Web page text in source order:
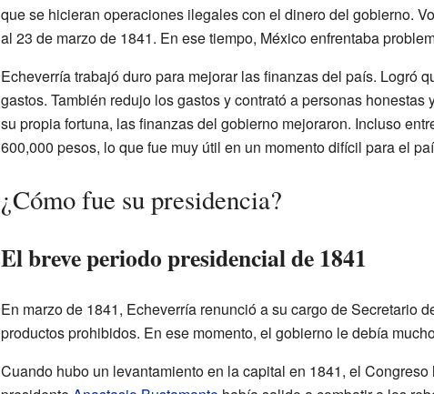
que se hicieran operaciones ilegales con el dinero del gobierno.
al 23 de marzo de 1841. En ese tiempo, México enfrentaba
Echeverría trabajó duro para mejorar las finanzas del país. Logró
gastos. También redujo los gastos y contrató a personas
su propia fortuna, las finanzas del gobierno mejoraron. Incluso
600,000 pesos, lo que fue muy útil en un momento difícil para el
¿Cómo fue su presidencia?
El breve periodo presidencial de 1841
En marzo de 1841, Echeverría renunció a su cargo de Secretario
productos prohibidos. En ese momento, el gobierno le debía
Cuando hubo un levantamiento en la capital en 1841, el